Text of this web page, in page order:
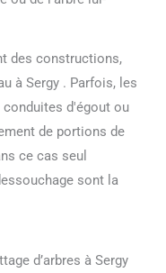
des constructions,
à Sergy . Parfois, les
d'égout ou
de portions de
ce cas seul
sont la
d’arbres à Sergy